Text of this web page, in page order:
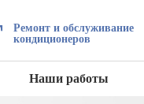
Ремонт и обслуживание
кондиционеров
Наши работы